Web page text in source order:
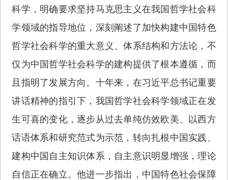
科学，明确要求坚持马克思主义在我国哲学社会科
学领域的指导地位，深刻阐述了加快构建中国特色
哲学社会科学的重大意义、体系结构和方法论，不
仅为中国哲学社会科学的建构提供了根本遵循，而
且指明了发展方向。十年来，在习近平总书记重要
讲话精神的指引下，我国哲学社会科学领域正在发
生可喜的变化，逐步从过去单纯仿效欧美、以西方
话语体系和研究范式为示范，转向扎根中国实践、
建构中国自主知识体系，自主意识明显增强，理论
自信正在确立。他进一步指出，中国特色社会保障